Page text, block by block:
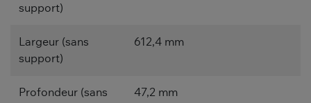
support)
Largeur (sans
support)
612,4 mm
Profondeur (sans
47,2 mm